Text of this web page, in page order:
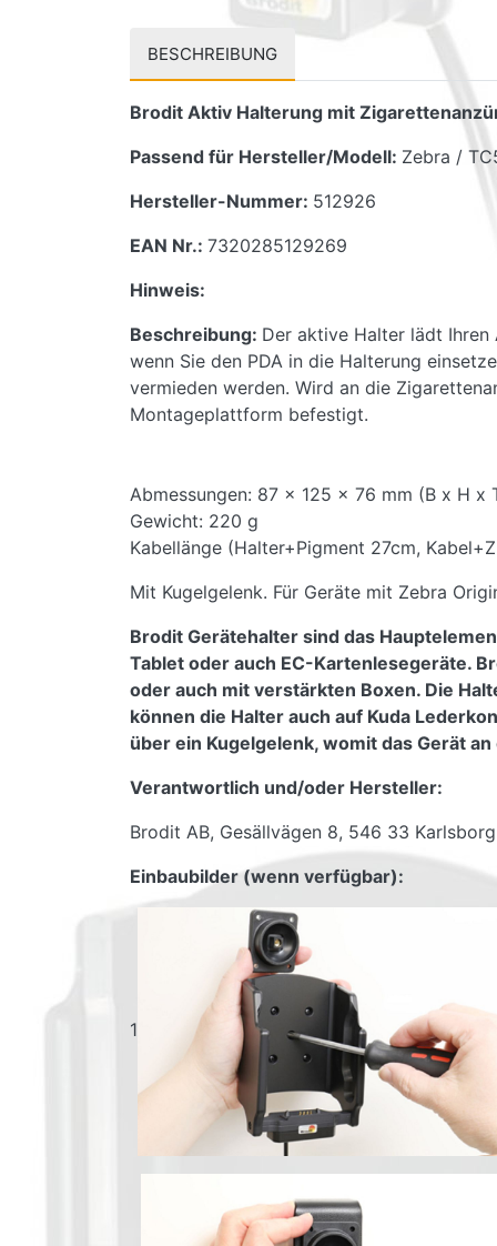
BESCHREIBUNG
Brodit Aktiv Halterung mit
Passend für Hersteller/Modell: Zebra /
Hersteller-Nummer: 512926
EAN Nr.: 7320285129269
Hinweis:
Beschreibung: Der aktive Halter lädt
wenn Sie den PDA in die Halterung
vermieden werden. Wird an die
Montageplattform befestigt.
Abmessungen: 87 x 125 x 76 mm (B x H x
Gewicht: 220 g
Kabellänge (Halter+Pigment 27cm,
Mit Kugelgelenk. Für Geräte mit Zebra
Brodit Gerätehalter sind das
Tablet oder auch EC-Kartenlesegeräte.
oder auch mit verstärkten Boxen. Die
können die Halter auch auf Kuda
über ein Kugelgelenk, womit das Gerät
Verantwortlich und/oder Hersteller:
Brodit AB, Gesällvägen 8, 546 33
Einbaubilder (wenn verfügbar):
1